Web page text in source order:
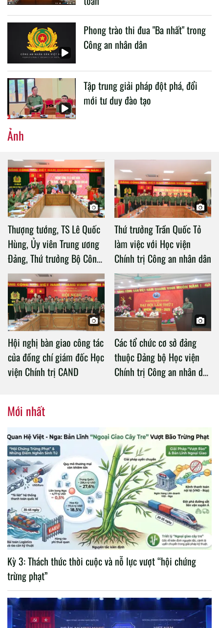
Phong trào thi đua "Ba nhất" trong
Công an nhân dân
Tập trung giải pháp đột phá, đổi
mới tư duy đào tạo
Ảnh
Thượng tướng, TS Lê Quốc
Hùng, Ủy viên Trung ương
Đảng, Thứ trưởng Bộ Công
an làm việc với Học viện
Chính trị Công an nhân dân
Thứ trưởng Trần Quốc Tỏ
làm việc với Học viện
Chính trị Công an nhân dân
Hội nghị bàn giao công tác
của đồng chí giám đốc Học
viện Chính trị CAND
Các tổ chức cơ sở đảng
thuộc Đảng bộ Học viện
Chính trị Công an nhân dân
Mới nhất
Kỳ 3: Thách thức thời cuộc và nỗ lực vượt “hội chứng
trừng phạt”